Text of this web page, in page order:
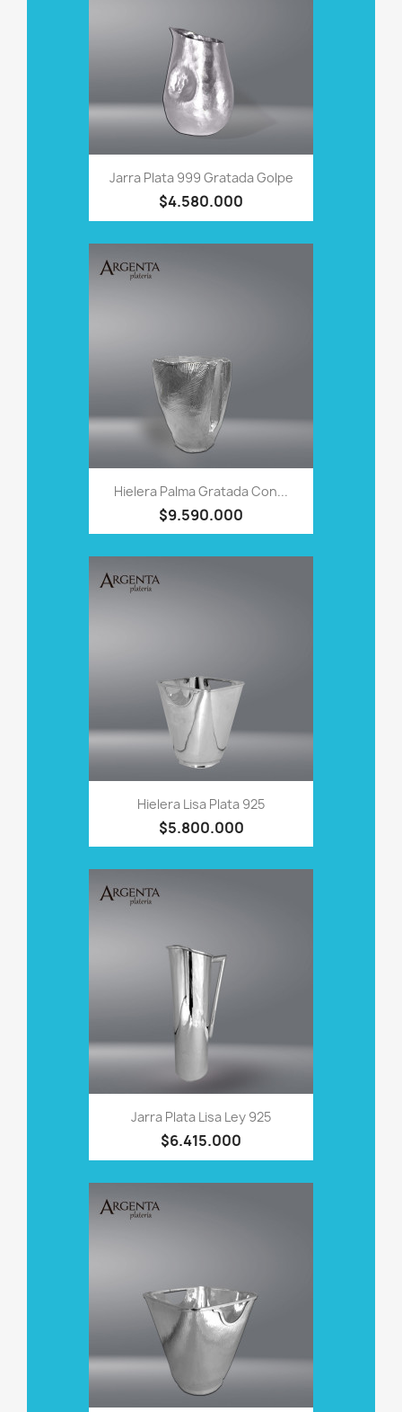
Jarra Plata 999 Gratada Golpe
$4.580.000
Hielera Palma Gratada Con...
$9.590.000
Hielera Lisa Plata 925
$5.800.000
Jarra Plata Lisa Ley 925
$6.415.000